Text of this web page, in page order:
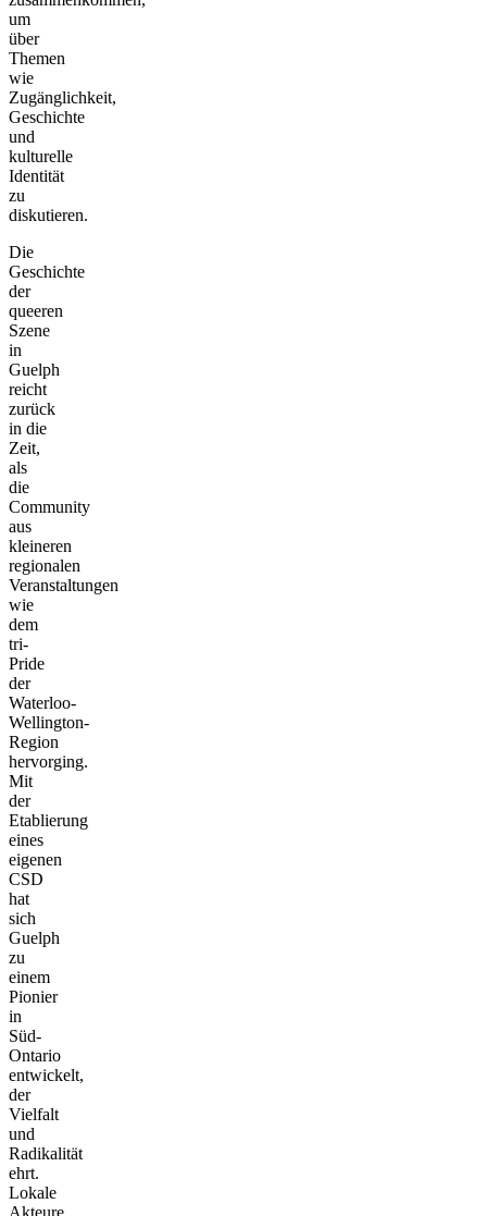
um
über
Themen
wie
Zugänglichkeit,
Geschichte
und
kulturelle
Identität
zu
diskutieren.
Die
Geschichte
der
queeren
Szene
in
Guelph
reicht
zurück
in die
Zeit,
als
die
Community
aus
kleineren
regionalen
Veranstaltungen
wie
dem
tri-
Pride
der
Waterloo-
Wellington-
Region
hervorging.
Mit
der
Etablierung
eines
eigenen
CSD
hat
sich
Guelph
zu
einem
Pionier
in
Süd-
Ontario
entwickelt,
der
Vielfalt
und
Radikalität
ehrt.
Lokale
Akteure